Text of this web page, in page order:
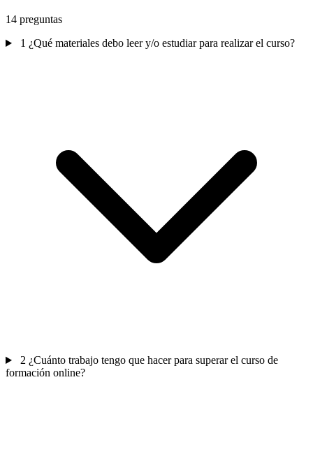
14 preguntas
1 ¿Qué materiales debo leer y/o estudiar para realizar el curso?
2 ¿Cuánto trabajo tengo que hacer para superar el curso de
formación online?